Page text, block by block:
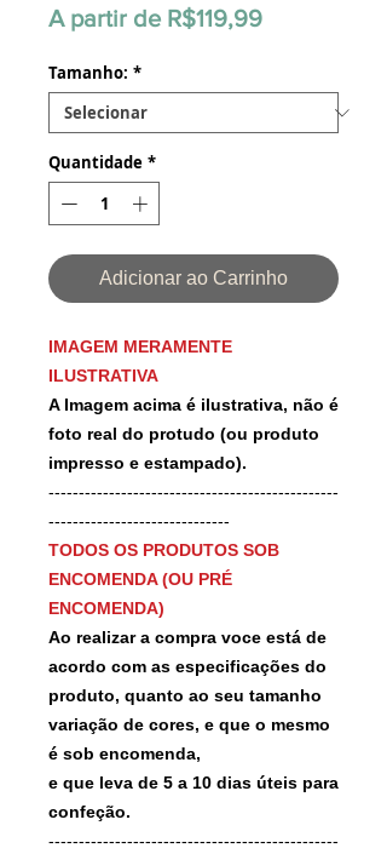
A partir de R$119,99Preço
Tamanho: *
Quantidade *
Adicionar ao Carrinho
IMAGEM MERAMENTE
ILUSTRATIVA
A Imagem acima é ilustrativa, não é
foto real do protudo (ou produto
impresso e estampado).
------------------------------------------------
------------------------------
TODOS OS PRODUTOS SOB
ENCOMENDA (OU PRÉ
ENCOMENDA)
Ao realizar a compra voce está de
acordo com as especificações do
produto, quanto ao seu tamanho
variação de cores, e que o mesmo
é sob encomenda,
e que leva de 5 a 10 dias úteis para
confeção.
------------------------------------------------